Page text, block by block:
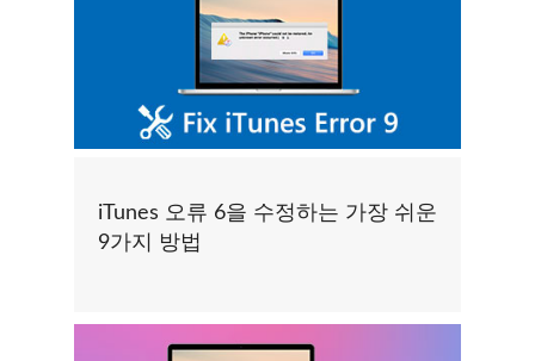
iTunes 오류 6을 수정하는 가장 쉬운
9가지 방법